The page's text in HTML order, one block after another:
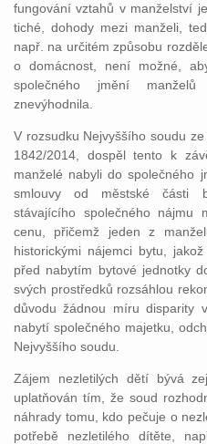
fungování vztahů v manželství
tiché, dohody mezi manželi,
např. na určitém způsobu
o domácnost, není možné,
společného jmění
znevýhodnila.
V rozsudku Nejvyššího soudu
1842/2014, dospěl tento k
manželé nabyli do společného
smlouvy od městské části
stávajícího společného nájmu
cenu, přičemž jeden z
historickými nájemci bytu,
před nabytím bytové jednotky
svých prostředků rozsáhlou
důvodu žádnou míru disparity
nabytí společného majetku,
Nejvyššího soudu.
Zájem nezletilých dětí bývá
uplatňován tím, že soud
náhrady tomu, kdo pečuje o
potřebě nezletilého dítěte,